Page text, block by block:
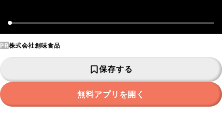
PR株式会社創味食品
保存する
無料アプリを開く